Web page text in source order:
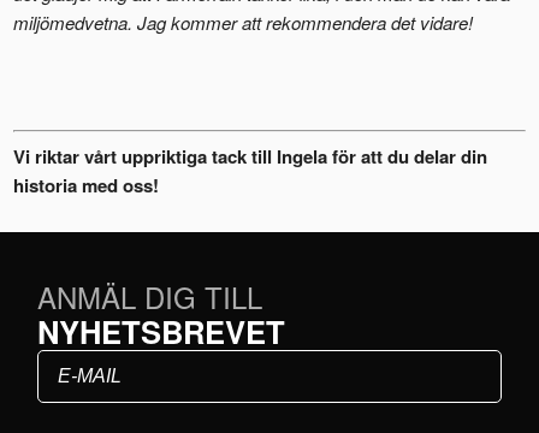
miljömedvetna. Jag kommer att rekommendera det vidare!
Vi riktar vårt uppriktiga tack till Ingela för att du delar din
historia med oss!
ANMÄL DIG TILL
NYHETSBREVET